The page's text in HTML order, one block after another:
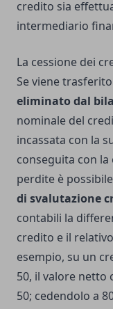
credito sia
intermediario
La cessione dei
Se viene
eliminato dal
nominale del
incassata con la
conseguita con
perdite è
di svalutazione
contabili la
credito e il
esempio, su un
50, il valore netto
50; cedendolo a